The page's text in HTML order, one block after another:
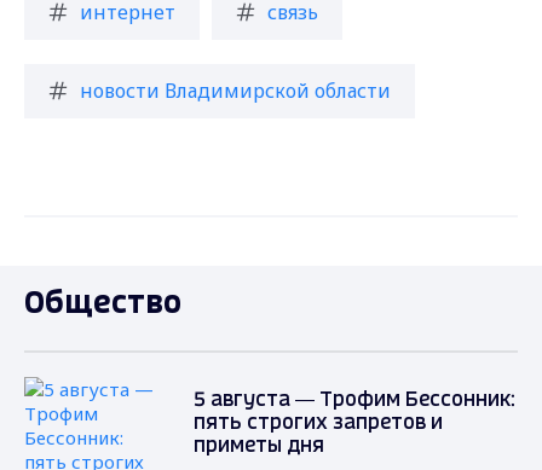
интернет связь
новости Владимирской области
Общество
5 августа — Трофим Бессонник:
пять строгих запретов и
приметы дня